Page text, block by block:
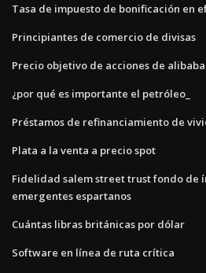
Tasa de impuesto de bonificación en
Principiantes de comercio de divisas
Precio objetivo de acciones de alibaba
¿por qué es importante el petróleo_
Préstamos de refinanciamiento de
Plata a la venta a precio spot
Fidelidad salem street trust fondo de
emergentes espartanos
Cuántas libras británicas por dólar
Software en línea de ruta crítica